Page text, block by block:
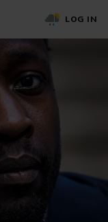
LOG IN